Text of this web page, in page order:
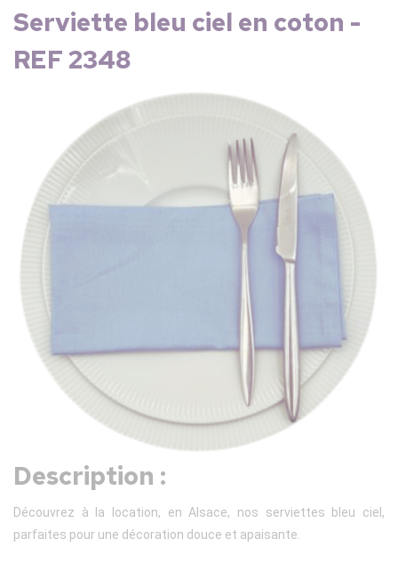
Serviette bleu ciel en coton -
REF 2348
Description :
Découvrez à la location, en Alsace, nos serviettes bleu ciel,
parfaites pour une décoration douce et apaisante.